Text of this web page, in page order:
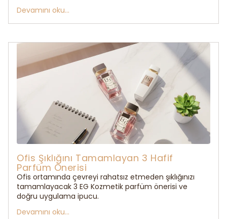
Devamını oku...
Ofis Şıklığını Tamamlayan 3 Hafif
Parfüm Önerisi
Ofis ortamında çevreyi rahatsız etmeden şıklığınızı
tamamlayacak 3 EG Kozmetik parfüm önerisi ve
doğru uygulama ipucu.
Devamını oku...